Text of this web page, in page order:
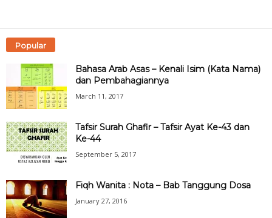
Popular
Bahasa Arab Asas – Kenali Isim (Kata Nama)
dan Pembahagiannya
March 11, 2017
Tafsir Surah Ghafir – Tafsir Ayat Ke-43 dan
Ke-44
September 5, 2017
Fiqh Wanita : Nota – Bab Tanggung Dosa
January 27, 2016